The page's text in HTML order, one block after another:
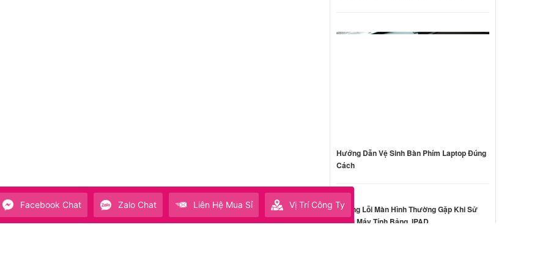
Hướng Dẫn Vệ Sinh Bàn Phím Laptop Đúng
Cách
Facebook Chat Zalo Chat Liên Hệ Mua Sỉ Vị Trí Công Ty